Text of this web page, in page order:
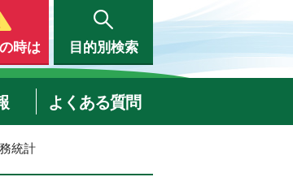
時は 目的別検索
よくある質問
統計